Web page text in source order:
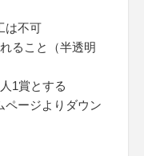
は不可
ること（半透明
1賞とする
ージよりダウン